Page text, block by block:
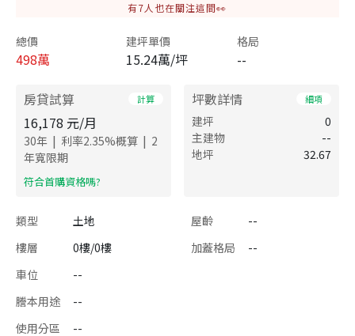
有7人也在關注這間👀
總價
498萬
建坪單價
15.24萬/坪
格局
--
房貸試算 計算
16,178 元/月
30年 | 利率2.35%概算 | 2
年寬限期
​符合首購資格嗎?
坪數詳情 細項
建坪
0
主建物
--
地坪
32.67
類型 土地 屋齡
--
樓層
0樓/0樓 加蓋格局
--
車位
--
謄本用途
--
使用分區
--